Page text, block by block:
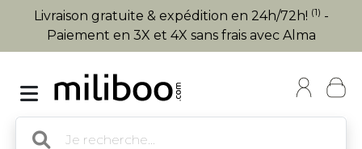
Livraison gratuite & expédition en 24h/72h! (1) -
Paiement en 3X et 4X sans frais avec Alma